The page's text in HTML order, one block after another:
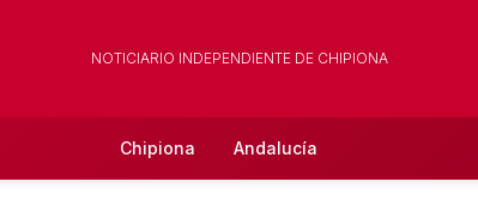
NOTICIARIO INDEPENDIENTE DE CHIPIONA
Chipiona Andalucía